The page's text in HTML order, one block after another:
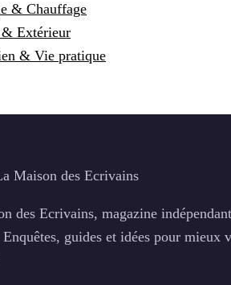
& Chauffage
Extérieur
& Vie pratique
des Ecrivains, magazine
guides et idées pour mieux